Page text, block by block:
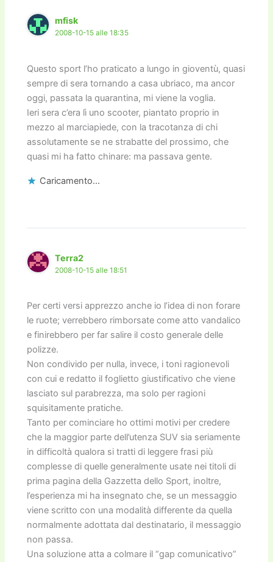
mfisk
2008-10-15 alle 18:35
Questo sport l’ho praticato a lungo in gioventù, quasi
sempre di sera tornando a casa ubriaco, ma ancor
oggi, passata la quarantina, mi viene la voglia.
Ieri sera c’era lì uno scooter, piantato proprio in
mezzo al marciapiede, con la tracotanza di chi
assolutamente se ne strabatte del prossimo, che
quasi mi ha fatto chinare: ma passava gente.
Caricamento...
Terra2
2008-10-15 alle 18:51
Per certi versi apprezzo anche io l’idea di non forare
le ruote; verrebbero rimborsate come atto vandalico
e finirebbero per far salire il costo generale delle
polizze.
Non condivido per nulla, invece, i toni ragionevoli
con cui e redatto il foglietto giustificativo che viene
lasciato sul parabrezza, ma solo per ragioni
squisitamente pratiche.
Tanto per cominciare ho ottimi motivi per credere
che la maggior parte dell’utenza SUV sia seriamente
in difficoltà qualora si tratti di leggere frasi più
complesse di quelle generalmente usate nei titoli di
prima pagina della Gazzetta dello Sport, inoltre,
l’esperienza mi ha insegnato che, se un messaggio
viene scritto con una modalità differente da quella
normalmente adottata dal destinatario, il messaggio
non passa.
Una soluzione atta a colmare il “gap comunicativo”